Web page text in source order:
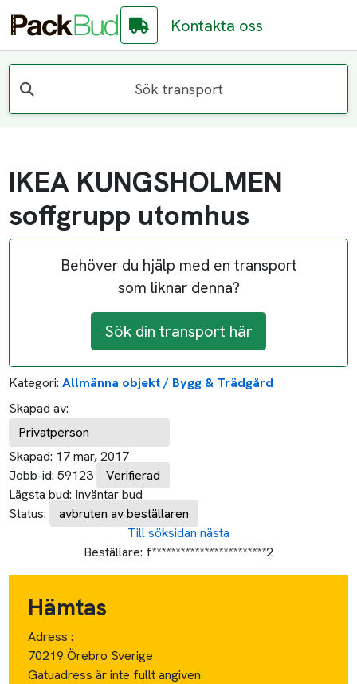
Kontakta oss
Sök transport
IKEA KUNGSHOLMEN
soffgrupp utomhus
Behöver du hjälp med en transport
som liknar denna?
Sök din transport här
Kategori: Allmänna objekt / Bygg & Trädgård
Skapad av:
Privatperson
Skapad: 17 mar, 2017
Jobb-id: 59123
Verifierad
Lägsta bud: Inväntar bud
Status:
avbruten av beställaren
Till söksidan nästa
Beställare: f************************2
Hämtas
Adress :
70219 Örebro Sverige
Gatuadress är inte fullt angiven